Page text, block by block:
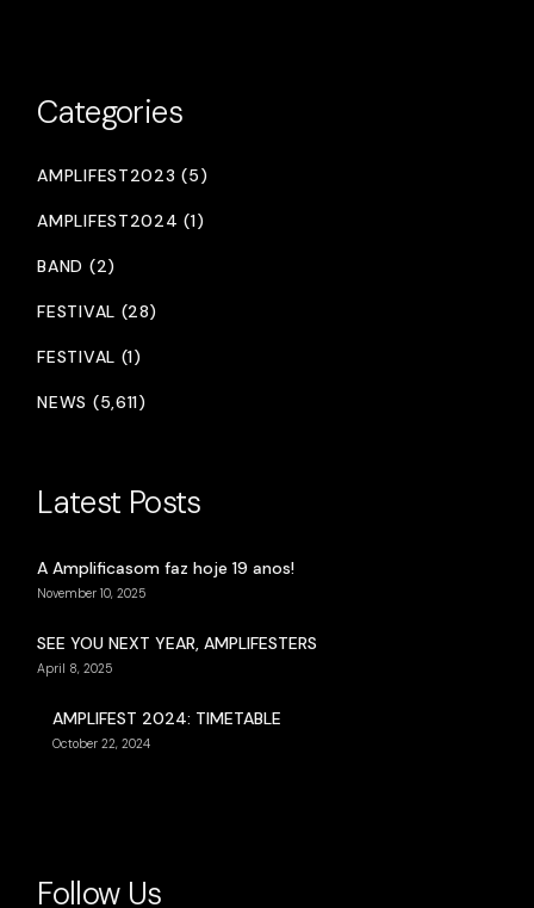
Categories
AMPLIFEST2023 (5)
AMPLIFEST2024 (1)
BAND (2)
FESTIVAL (28)
FESTIVAL (1)
NEWS (5,611)
Latest Posts
A Amplificasom faz hoje 19 anos!
November 10, 2025
SEE YOU NEXT YEAR, AMPLIFESTERS
April 8, 2025
AMPLIFEST 2024: TIMETABLE
October 22, 2024
Follow Us